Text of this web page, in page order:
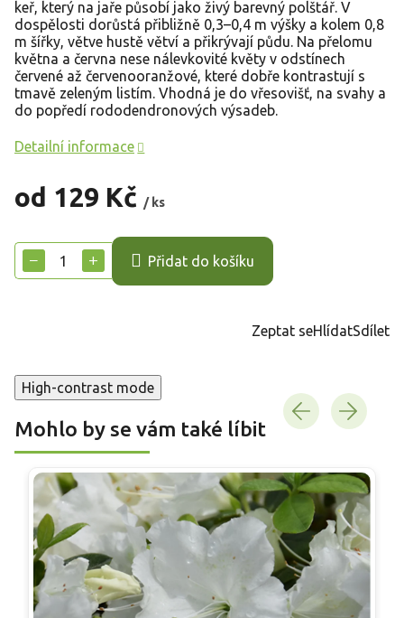
od 129 Kč / ks
cena:
+
− Přidat do košíku
keř, který na jaře působí jako živý barevný polštář. V
dospělosti dorůstá přibližně 0,3–0,4 m výšky a kolem 0,8
m šířky, větve hustě větví a přikrývají půdu. Na přelomu
května a června nese nálevkovité květy v odstínech
červené až červenooranžové, které dobře kontrastují s
tmavě zeleným listím. Vhodná je do vřesovišť, na svahy a
do popředí rododendronových výsadeb.
Detailní informace
Zeptat seHlídatSdílet
High-contrast mode
Mohlo by se vám také líbit